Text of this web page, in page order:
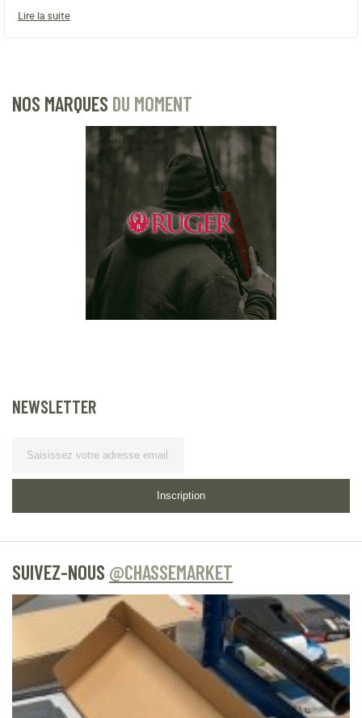
Lire la suite
NOS MARQUES DU MOMENT
NEWSLETTER
Inscription
SUIVEZ-NOUS @CHASSEMARKET